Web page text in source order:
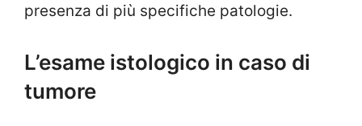
presenza di più specifiche patologie.
L’esame istologico in caso di
tumore